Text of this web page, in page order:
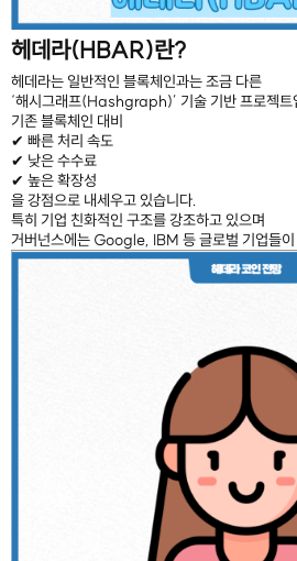
헤데라(HBAR)란?
헤데라는 일반적인 블록체인과는 조금 다른
‘해시그래프(Hashgraph)’ 기술 기반 프로젝트
기존 블록체인 대비
✔ 빠른 처리 속도
✔ 낮은 수수료
✔ 높은 확장성
을 강점으로 내세우고 있습니다.
특히 기업 친화적인 구조를 강조하고 있으며
거버넌스에는 Google IBM 등 글로벌 기업들